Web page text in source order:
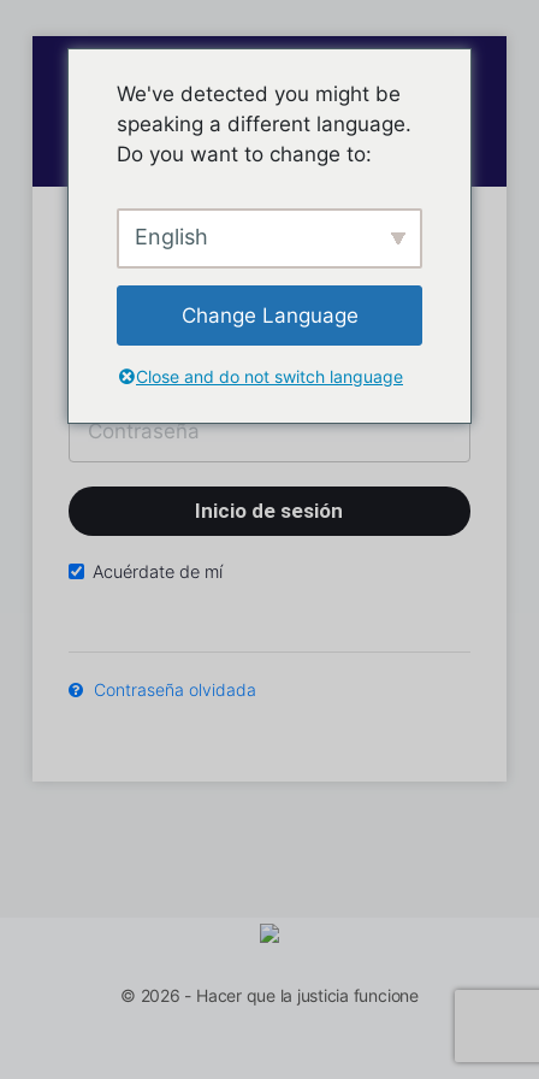
Inicio de sesión
Acuérdate de mí
Contraseña olvidada
© 2026 - Hacer que la justicia funcione
We've detected you might be
speaking a different language.
Do you want to change to:
English
Change Language
Close and do not switch language